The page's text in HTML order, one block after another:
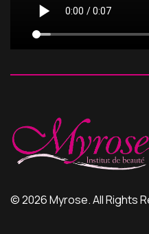
© 2026 Myrose. All Rights